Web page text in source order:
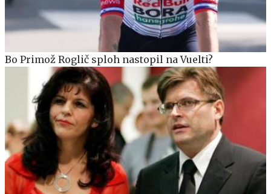
Bo Primož Roglič sploh nastopil na Vuelti?